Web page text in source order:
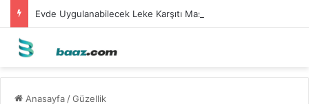
Evde Uygulanabilecek Leke Karşıtı Maskeler
Anasayfa /Güzellik